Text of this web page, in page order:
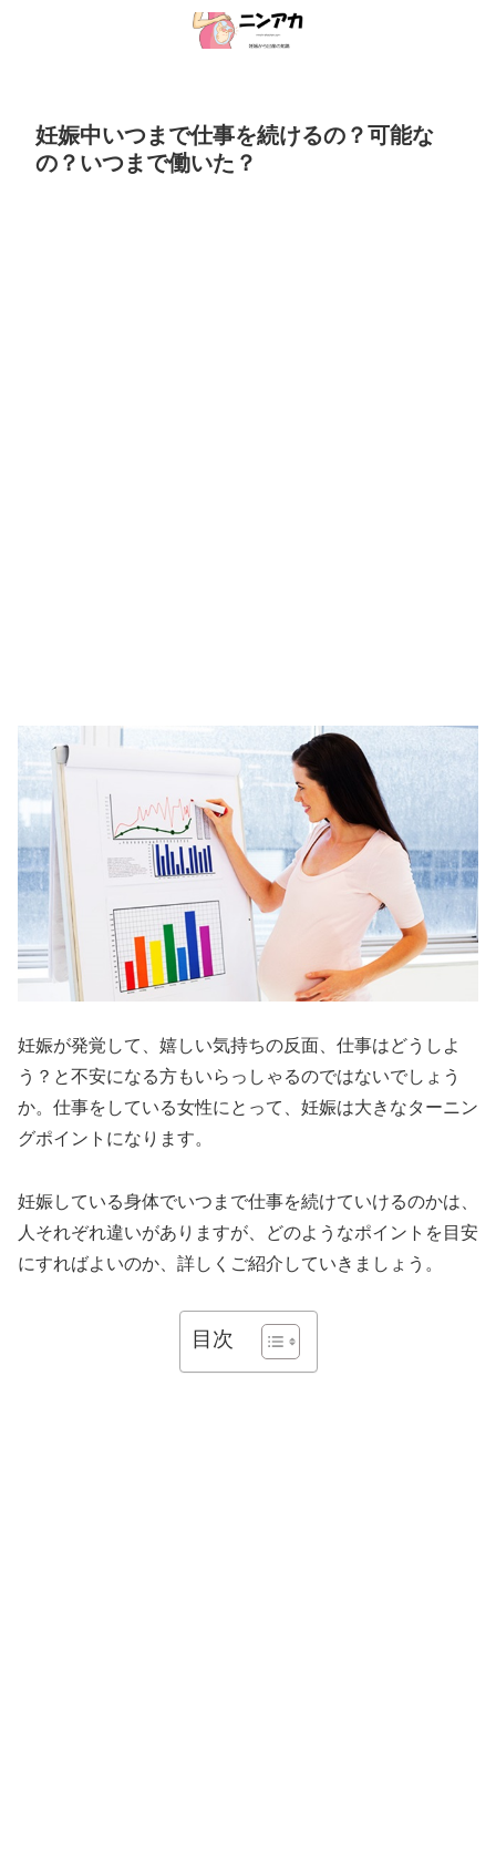
妊娠中いつまで仕事を続けるの？可能な
の？いつまで働いた？
妊娠が発覚して、嬉しい気持ちの反面、仕事はどうしよ
う？と不安になる方もいらっしゃるのではないでしょう
か。仕事をしている女性にとって、妊娠は大きなターニン
グポイントになります。
妊娠している身体でいつまで仕事を続けていけるのかは、
人それぞれ違いがありますが、どのようなポイントを目安
にすればよいのか、詳しくご紹介していきましょう。
目次